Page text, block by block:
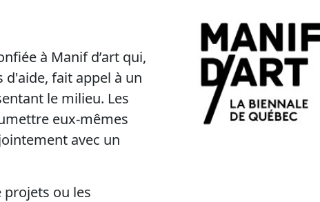
à Manif d’art qui,
fait appel à un
le milieu. Les
eux-mêmes
avec un
projets ou les